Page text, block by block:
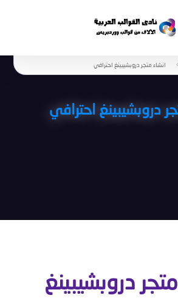
انشاء متجر دروبشيبينغ احترافي
دروبشيبينغ احترافي
دروبشيبينغ